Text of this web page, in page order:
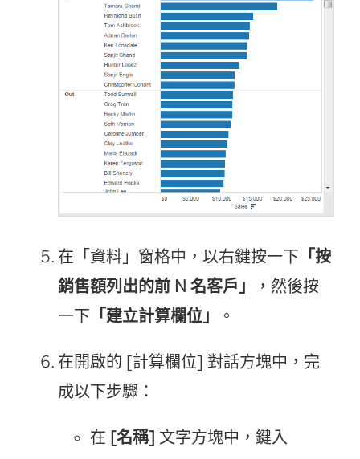
在「資料」窗格中，以右鍵按一下 「按
銷售額列出的前 N 名客戶」
，然後按
一下 「建立計算欄位」 。
在開啟的 [計算欄位] 對話方塊中，完
成以下步驟：
在 [名稱] 文字方塊中，鍵入